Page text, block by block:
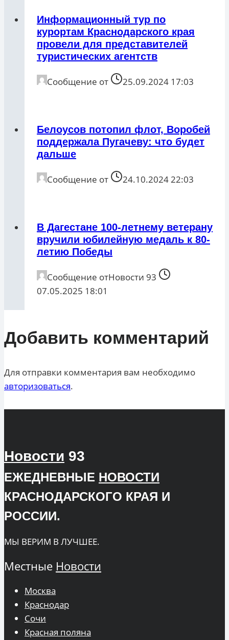
Информационный тур по
курортам Краснодарского края
провели для представителей
туристических агентств
Сообщение от 25.09.2024 17:03
Белоусов потопил флот, Воробей
поддержала Пугачеву: что будет
дальше
Сообщение от 24.10.2024 22:03
В Дагестане 100-летнему ветерану
вручили юбилейную медаль к 80-
летию Победы
Сообщение отНовости 93
07.05.2025 18:01
Добавить комментарий
Для отправки комментария вам необходимо
авторизоваться.
Новости 93
ЕЖЕДНЕВНЫЕ НОВОСТИ
КРАСНОДАРСКОГО КРАЯ И
РОССИИ.
МЫ ВЕРИМ В ЛУЧШЕЕ.
Местные Новости
Москва
Краснодар
Сочи
Красная поляна